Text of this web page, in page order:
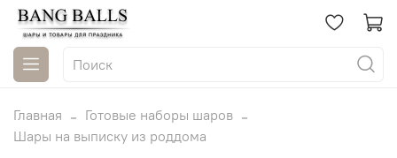
Главная
Готовые наборы шаров
Шары на выписку из роддома